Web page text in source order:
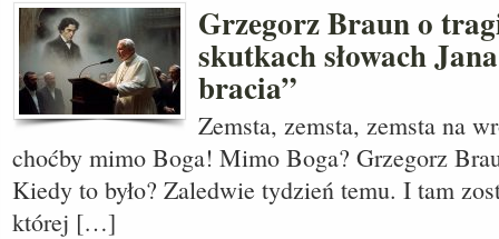
Grzegorz Braun o
skutkach słowach
bracia”
Zemsta, zemsta, zemsta na
choćby mimo Boga! Mimo Boga? Grzegorz
Kiedy to było? Zaledwie tydzień temu. I tam
której […]